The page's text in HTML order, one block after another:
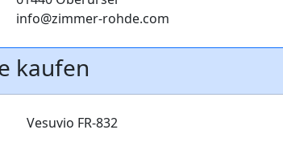
info@zimmer-rohde.com
kaufen
Vesuvio FR-832